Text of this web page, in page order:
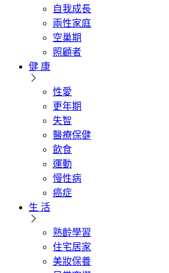
自我成長
兩性家庭
空巢期
照顧者
健 康
性愛
更年期
失智
醫療保健
飲食
運動
慢性病
癌症
生 活
熟齡學習
住宅居家
美妝保養